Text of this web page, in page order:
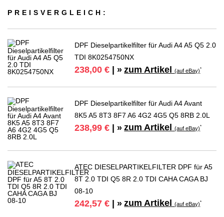
PREIS­VER­GLEICH:
DPF Dieselpartikelfilter für Audi A4 A5 Q5 2.0
TDI 8K0254750NX
238,00 € | » zum Artikel(auf eBay)*
DPF Dieselpartikelfilter für Audi A4 Avant
8K5 A5 8T3 8F7 A6 4G2 4G5 Q5 8RB 2.0L
238,99 € | » zum Artikel(auf eBay)*
ATEC DIESELPARTIKELFILTER DPF für A5
8T 2.0 TDI Q5 8R 2.0 TDI CAHA CAGA BJ
08-10
242,57 € | » zum Artikel(auf eBay)*